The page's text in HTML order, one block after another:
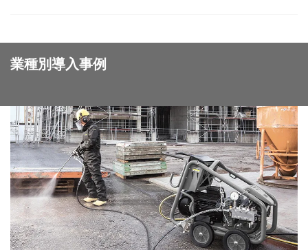
業種別導入事例